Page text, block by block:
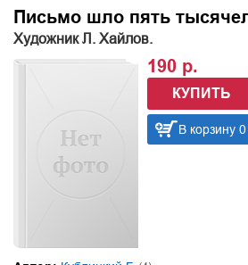
Письмо шло пять
Художник Л. Хайлов.
190 р.
КУПИТЬ
В корзину 0